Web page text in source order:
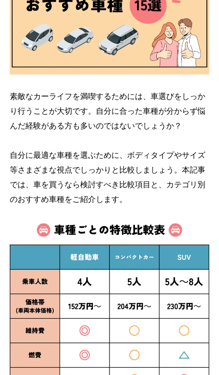
素敵なカーライフを満喫するためには、車選びをしっか
り行うことが大切です。自分に合った車種が分からず悩
んだ経験がある方も多いのではないでしょうか？
自分に最適な車種を選ぶために、ボディタイプやサイズ
等さまざまな視点でしっかりと比較しましょう。本記事
では、車を買うなら検討すべき比較項目と、カテゴリ別
のおすすめ車種をご紹介します。